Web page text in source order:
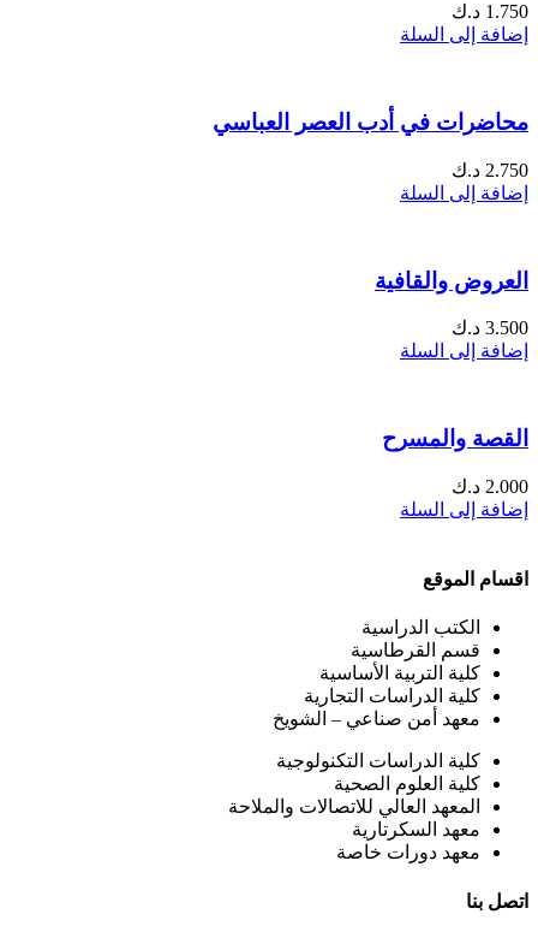
1.750 د.ك
إضافة إلى السلة
محاضرات في أدب العصر العباسي
2.750 د.ك
إضافة إلى السلة
العروض والقافية
3.500 د.ك
إضافة إلى السلة
القصة والمسرح
2.000 د.ك
إضافة إلى السلة
اقسام الموقع
الكتب الدراسية
قسم القرطاسية
كلية التربية الأساسية
كلية الدراسات التجارية
معهد أمن صناعي – الشويخ
كلية الدراسات التكنولوجية
كلية العلوم الصحية
المعهد العالي للاتصالات والملاحة
معهد السكرتارية
معهد دورات خاصة
اتصل بنا